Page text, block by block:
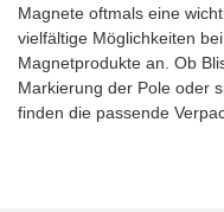
Magnete oftmals eine
vielfältige Möglichkeiten
Magnetprodukte an. Ob
Markierung der Pole oder
finden die passende